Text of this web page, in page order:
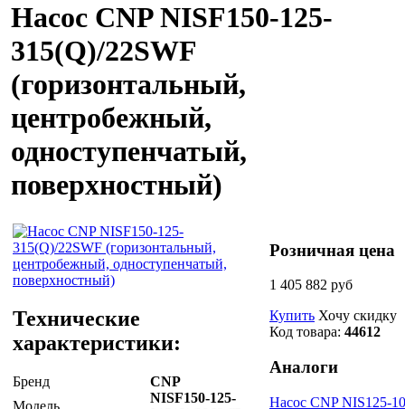
Насос CNP NISF150-125-
315(Q)/22SWF
(горизонтальный,
центробежный,
одноступенчатый,
поверхностный)
Технические
характеристики:
Бренд
CNP
Модель
NISF150-125-
Розничная цена
1 405 882 руб
Купить Хочу скидку
Код товара: 44612
Аналоги
Насос CNP NIS125-